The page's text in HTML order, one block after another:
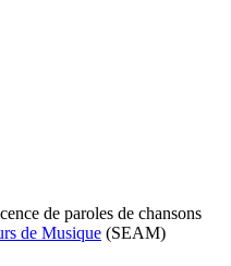
de paroles de chansons
de Musique (SEAM)